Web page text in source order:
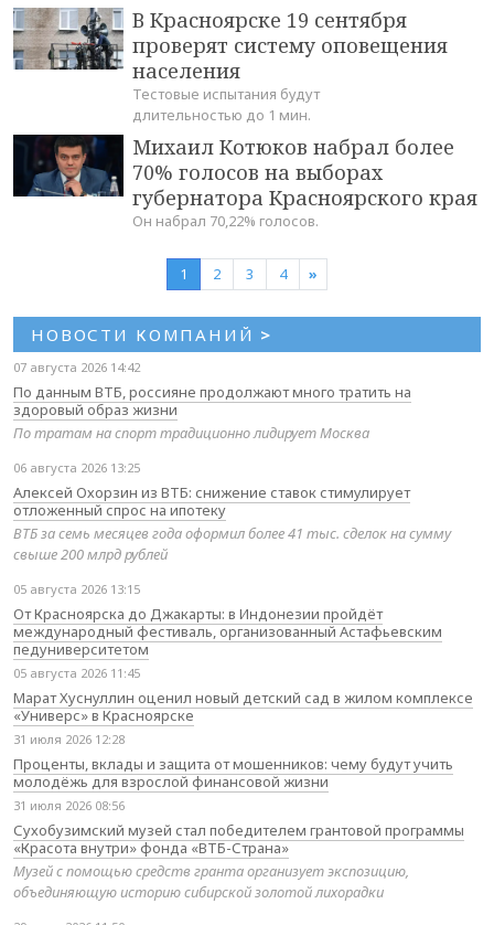
В Красноярске 19 сентября
проверят систему оповещения
населения
Тестовые испытания будут
длительностью до 1 мин.
Михаил Котюков набрал более
70% голосов на выборах
губернатора Красноярского края
Он набрал 70,22% голосов.
1 2 3 4 »
НОВОСТИ КОМПАНИЙ >
07 августа 2026 14:42
По данным ВТБ, россияне продолжают много тратить на
здоровый образ жизни
По тратам на спорт традиционно лидирует Москва
06 августа 2026 13:25
Алексей Охорзин из ВТБ: снижение ставок стимулирует
отложенный спрос на ипотеку
ВТБ за семь месяцев года оформил более 41 тыс. сделок на сумму
свыше 200 млрд рублей
05 августа 2026 13:15
От Красноярска до Джакарты: в Индонезии пройдёт
международный фестиваль, организованный Астафьевским
педуниверситетом
05 августа 2026 11:45
Марат Хуснуллин оценил новый детский сад в жилом комплексе
«Универс» в Красноярске
31 июля 2026 12:28
Проценты, вклады и защита от мошенников: чему будут учить
молодёжь для взрослой финансовой жизни
31 июля 2026 08:56
Сухобузимский музей стал победителем грантовой программы
«Красота внутри» фонда «ВТБ-Страна»
Музей с помощью средств гранта организует экспозицию,
объединяющую историю сибирской золотой лихорадки